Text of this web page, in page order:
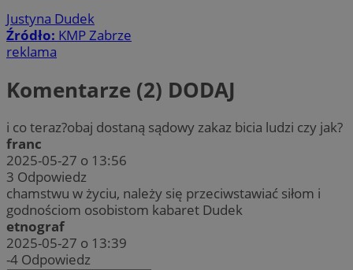
Justyna Dudek
Źródło: KMP Zabrze
reklama
Komentarze (2) DODAJ
i co teraz?obaj dostaną sądowy zakaz bicia ludzi czy jak?
franc
2025-05-27 o 13:56
3 Odpowiedz
chamstwu w życiu, należy się przeciwstawiać siłom i
godnościom osobistom kabaret Dudek
etnograf
2025-05-27 o 13:39
-4 Odpowiedz